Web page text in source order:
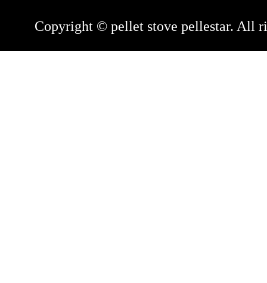
Copyright © pellet stove pellestar. All